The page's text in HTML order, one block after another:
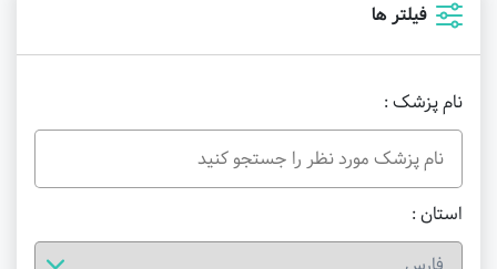
فیلتر ها
نام پزشک :
استان :